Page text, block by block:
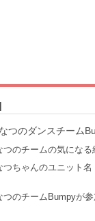
つのダンスチーム
つのチームの気になる
つちゃんのユニット
つのチームBumpyが